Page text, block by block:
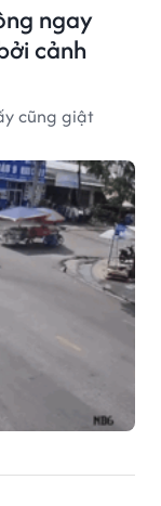
ngay
cảnh
cũng giật